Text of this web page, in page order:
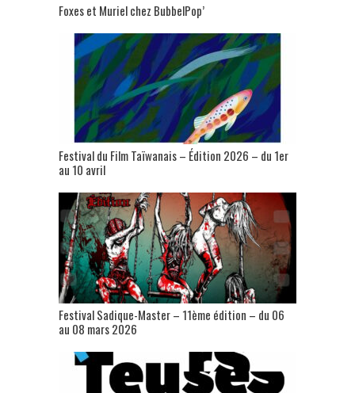
Foxes et Muriel chez BubbelPop’
Festival du Film Taïwanais – Édition 2026 – du 1er
au 10 avril
Festival Sadique-Master – 11ème édition – du 06
au 08 mars 2026